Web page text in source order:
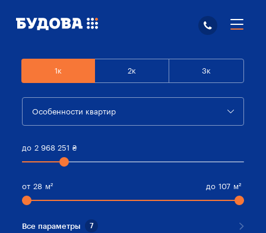
1к 2к 3к
Особенности квартир
до 2 968 251 ₴
от 28 м² до 107 м²
Все параметры 7